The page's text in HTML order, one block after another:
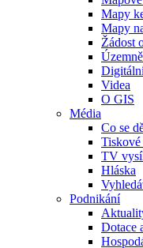
Mapy
Mapy
Žádost
Videa
O GIS
Média
Co se
TV
Hláska
Podnikání
Dotace